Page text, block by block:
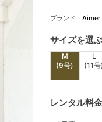
ブランド： Aimer
サイズを選ぶ
M
(9号)
L
(11
レンタル料